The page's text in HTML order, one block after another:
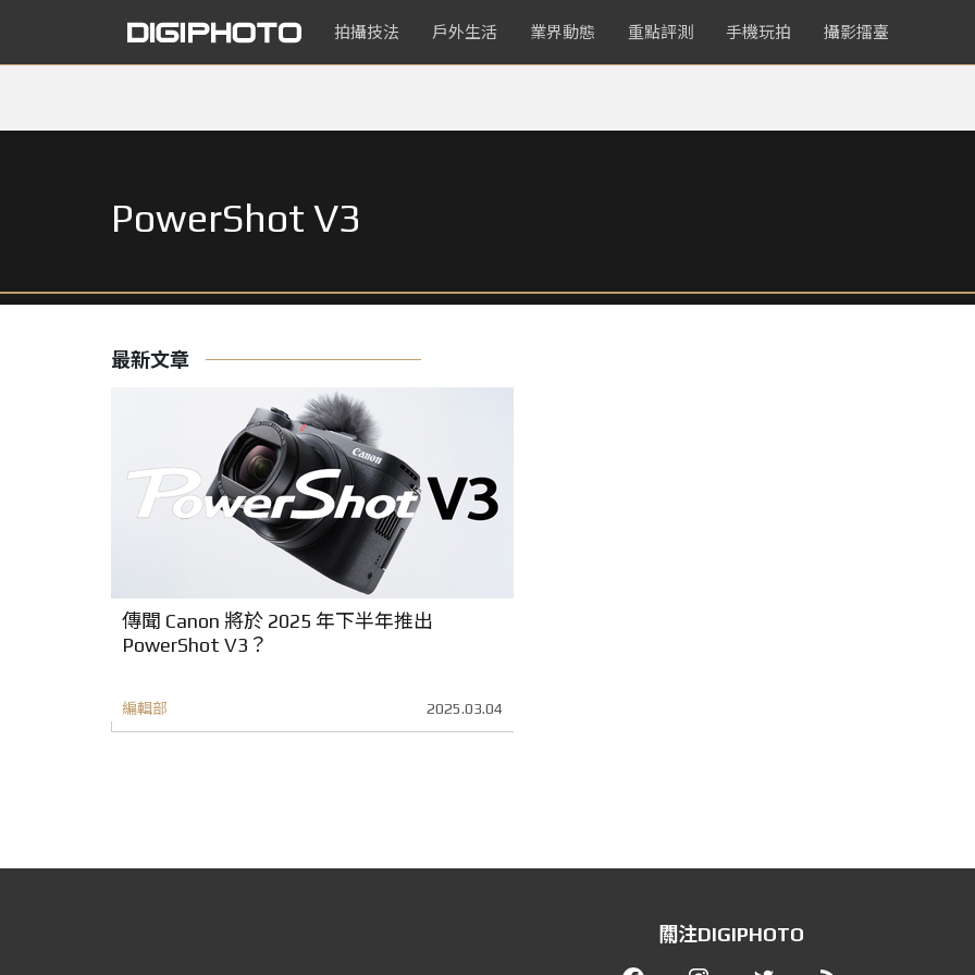
拍攝技法 戶外生活 業界動態 重點評測 手機玩拍 攝影擂臺
PowerShot V3
最新文章
傳聞 Canon 將於 2025 年下半年推出
PowerShot V3？
編輯部 2025.03.04
關注DIGIPHOTO